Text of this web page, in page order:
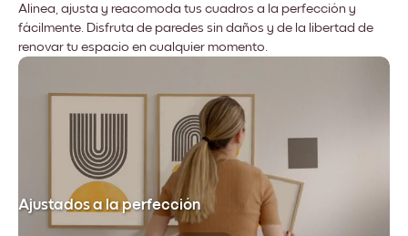
Alinea, ajusta y reacomoda tus cuadros a la perfección y
fácilmente. Disfruta de paredes sin daños y de la libertad de
renovar tu espacio en cualquier momento.
Ajustados a la perfección